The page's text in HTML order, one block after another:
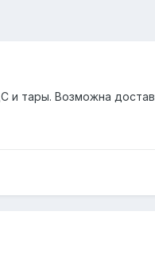
и тары. Возможна